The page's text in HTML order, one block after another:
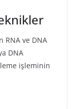
RNA ve DNA
DNA
işleminin